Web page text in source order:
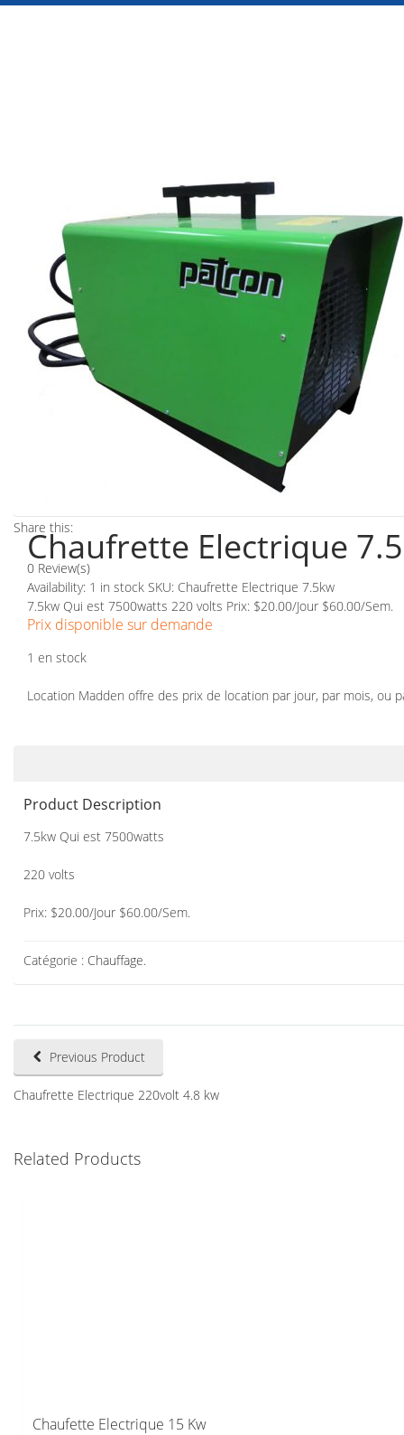
Share this:
Chaufrette Electrique
0 Review(s)
Availability: 1 in stock SKU: Chaufrette Electrique 7.5kw
7.5kw Qui est 7500watts 220 volts Prix: $20.00/Jour $60.00/Sem.
Prix disponible sur demande
1 en stock
Location Madden offre des prix de location par jour, par mois, ou
Product Description
7.5kw Qui est 7500watts
220 volts
Prix: $20.00/Jour $60.00/Sem.
Catégorie : Chauffage.
Previous Product
Chaufrette Electrique 220volt 4.8 kw
Related Products
Chaufette Electrique 15 Kw